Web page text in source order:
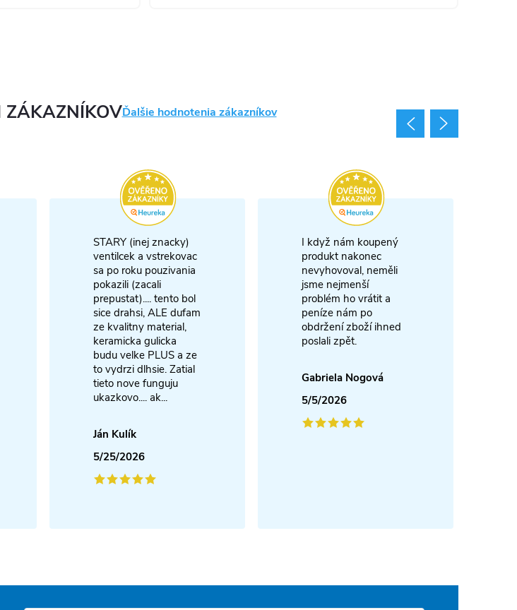
ZÁKAZNÍKOVĎalšie hodnotenia zákazníkov
STARY (inej znacky)
ventilcek a vstrekovac
sa po roku pouzivania
pokazili (zacali
prepustat).... tento bol
sice drahsi, ALE dufam
ze kvalitny material,
keramicka gulicka
budu velke PLUS a ze
to vydrzi dlhsie. Zatial
tieto nove funguju
ukazkovo.... ak...
Ján Kulík
5/25/2026
I když nám koupený
produkt nakonec
nevyhovoval, neměli
jsme nejmenší
problém ho vrátit a
peníze nám po
obdržení zboží ihned
poslali zpět.
Gabriela Nogová
5/5/2026